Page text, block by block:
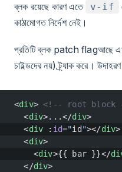
ব্লক রয়েছে কারণ এতে
v-if
কাঠামোগত নির্দেশ নেই।
প্রতিটি ব্লক patch flagআছে
চাইল্ডদের নয়) ট্র্যাক করে।
<div> <!-- root block
  <
div>...</div
  <
div : id="id "></div
  <
div
    <
div>{{ bar }}</
  </
div>